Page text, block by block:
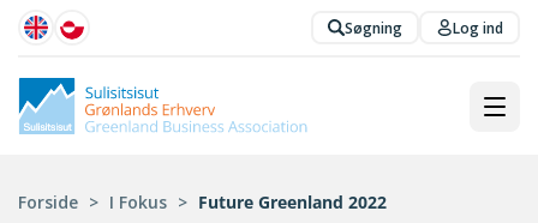
Søgning Log ind
Forside > I Fokus > Future Greenland 2022